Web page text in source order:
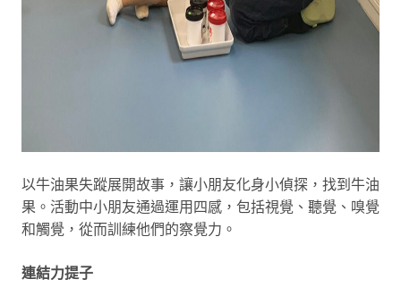
以牛油果失蹤展開故事，讓小朋友化身小偵探，找到牛油
果。活動中小朋友通過運用四感，包括視覺、聽覺、嗅覺
和觸覺，從而訓練他們的察覺力。
連結力提子